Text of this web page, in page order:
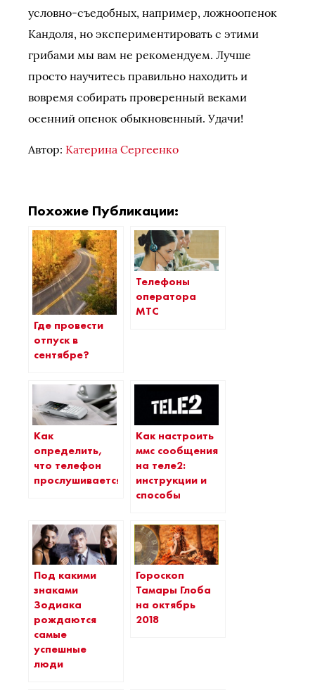
условно-съедобных, например, ложноопенок
Кандоля, но экспериментировать с этими
грибами мы вам не рекомендуем. Лучше
просто научитесь правильно находить и
вовремя собирать проверенный веками
осенний опенок обыкновенный. Удачи!
Автор: Катерина Сергеенко
Похожие Публикации:
Где провести
отпуск в
сентябре?
Телефоны
оператора
МТС
Как
определить,
что телефон
прослушивается
Как настроить
ммс сообщения
на теле2:
инструкции и
способы
Под какими
знаками
Зодиака
рождаются
самые
успешные
люди
Гороскоп
Тамары Глоба
на октябрь
2018